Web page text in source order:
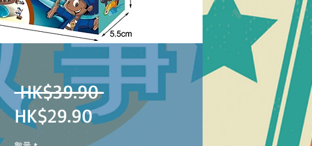
HK$39.90 一
般
HK$29.90促
銷